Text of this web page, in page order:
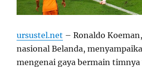
ursustel.net – Ronaldo
nasional Belanda,
mengenai gaya bermain